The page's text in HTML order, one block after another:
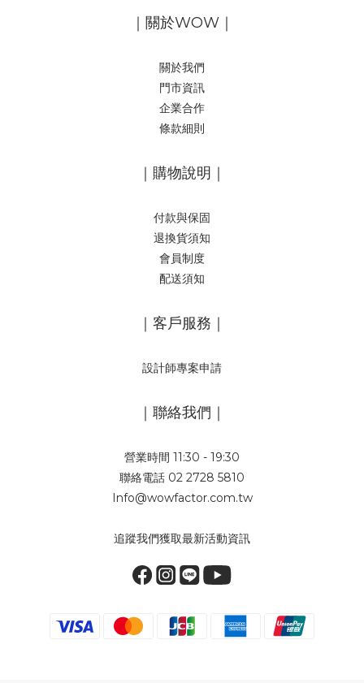
｜關於WOW｜
關於我們
門市資訊
企業合作
條款細則
｜購物說明｜
付款與保固
退換貨須知
會員制度
配送須知
｜客戶服務｜
設計師專案申請
｜聯絡我們｜
營業時間 11:30 - 19:30
聯絡電話 02 2728 5810
Info@wowfactor.com.tw
追蹤我們獲取最新活動資訊